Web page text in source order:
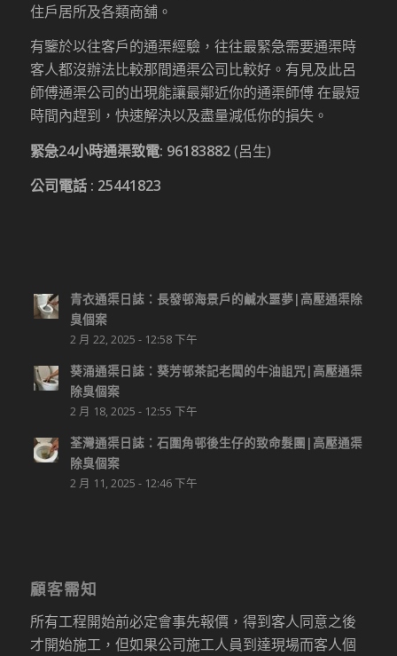
住戶居所及各類商舖。
有鑒於以往客戶的通渠經驗，往往最緊急需要通渠時
客人都沒辦法比較那間通渠公司比較好。有見及此呂
師傅通渠公司的出現能讓最鄰近你的通渠師傅 在最短
時間內趕到，快速解決以及盡量減低你的損失。
緊急24小時通渠致電: 96183882(呂生)
公司電話 : 25441823
青衣通渠日誌：長發邨海景戶的鹹水噩夢|高壓通渠除
臭個案
2 月 22, 2025 - 12:58 下午
葵涌通渠日誌：葵芳邨茶記老闆的牛油詛咒|高壓通渠
除臭個案
2 月 18, 2025 - 12:55 下午
荃灣通渠日誌：石圍角邨後生仔的致命髮團|高壓通渠
除臭個案
2 月 11, 2025 - 12:46 下午
顧客需知
所有工程開始前必定會事先報價，得到客人同意之後
才開始施工，但如果公司施工人員到達現場而客人個